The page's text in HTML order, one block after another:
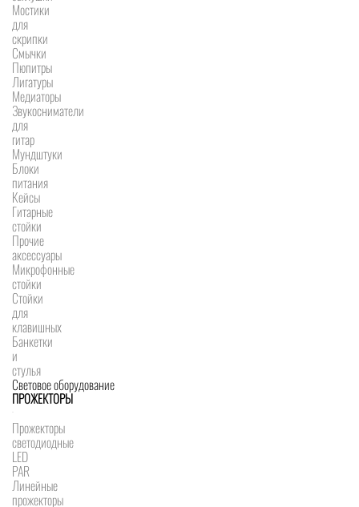
Мостики
для
скрипки
Смычки
Пюпитры
Лигатуры
Медиаторы
Звукосниматели
для
гитар
Мундштуки
Блоки
питания
Кейсы
Гитарные
стойки
Прочие
аксессуары
Микрофонные
стойки
Стойки
для
клавишных
Банкетки
и
стулья
Световое оборудование
ПРОЖЕКТОРЫ
Прожекторы
светодиодные
LED
PAR
Линейные
прожекторы